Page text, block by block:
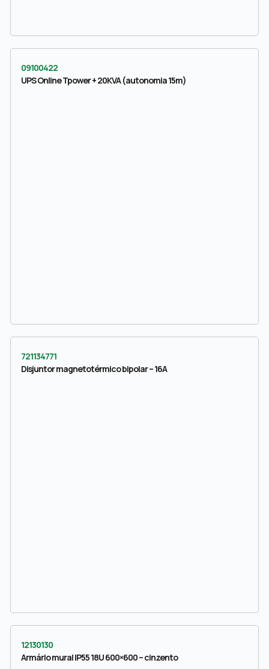
09100422
UPS Online Tpower + 20KVA (autonomia 15m)
721134771
Disjuntor magnetotérmico bipolar – 16A
12130130
Armário mural IP55 18U 600×600 – cinzento